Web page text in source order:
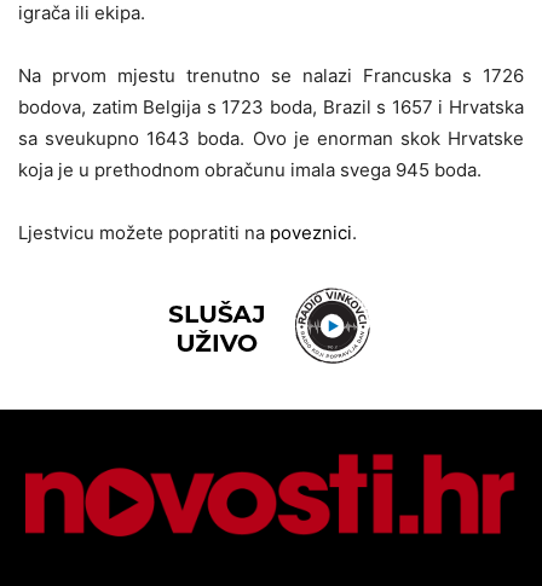
igrača ili ekipa.
Na prvom mjestu trenutno se nalazi Francuska s 1726
bodova, zatim Belgija s 1723 boda, Brazil s 1657 i Hrvatska
sa sveukupno 1643 boda. Ovo je enorman skok Hrvatske
koja je u prethodnom obračunu imala svega 945 boda.
Ljestvicu možete popratiti na poveznici.